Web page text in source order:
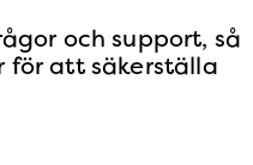
och support, så
för att säkerställa